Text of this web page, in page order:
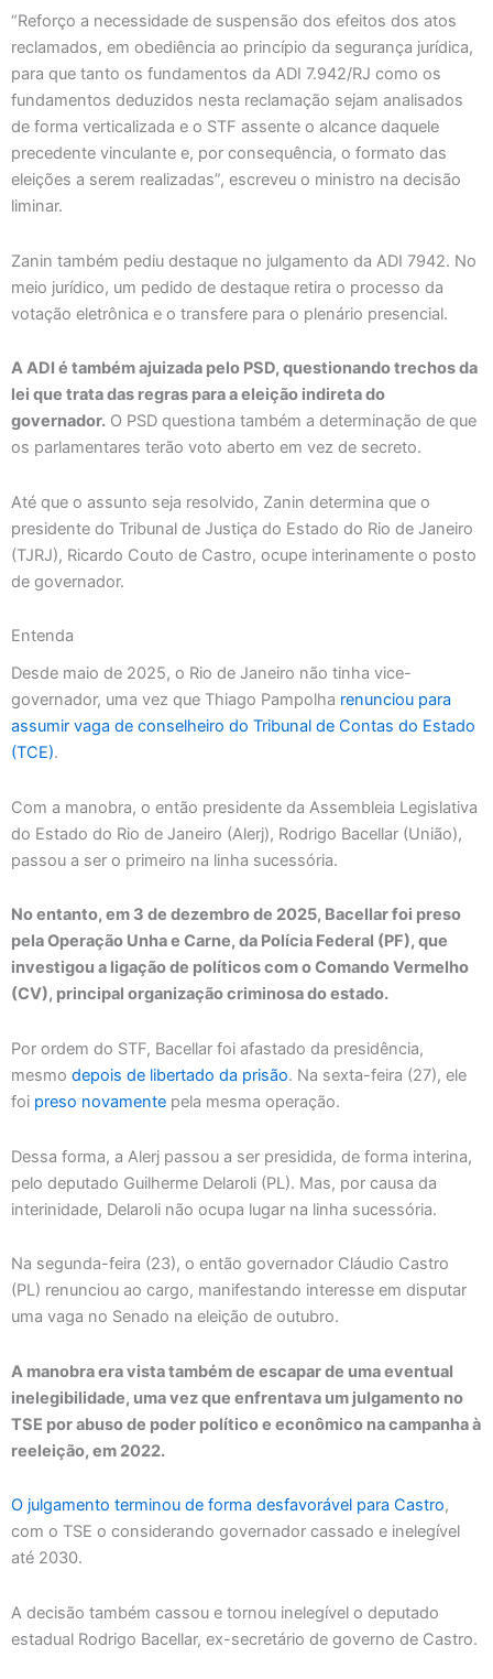
“Reforço a necessidade de suspensão dos efeitos dos atos
reclamados, em obediência ao princípio da segurança jurídica,
para que tanto os fundamentos da ADI 7.942/RJ como os
fundamentos deduzidos nesta reclamação sejam analisados
de forma verticalizada e o STF assente o alcance daquele
precedente vinculante e, por consequência, o formato das
eleições a serem realizadas”, escreveu o ministro na decisão
liminar.
Zanin também pediu destaque no julgamento da ADI 7942. No
meio jurídico, um pedido de destaque retira o processo da
votação eletrônica e o transfere para o plenário presencial.
A ADI é também ajuizada pelo PSD, questionando trechos da
lei que trata das regras para a eleição indireta do
governador. O PSD questiona também a determinação de que
os parlamentares terão voto aberto em vez de secreto.
Até que o assunto seja resolvido, Zanin determina que o
presidente do Tribunal de Justiça do Estado do Rio de Janeiro
(TJRJ), Ricardo Couto de Castro, ocupe interinamente o posto
de governador.
Entenda
Desde maio de 2025, o Rio de Janeiro não tinha vice-
governador, uma vez que Thiago Pampolha renunciou para
assumir vaga de conselheiro do Tribunal de Contas do Estado
(TCE).
Com a manobra, o então presidente da Assembleia Legislativa
do Estado do Rio de Janeiro (Alerj), Rodrigo Bacellar (União),
passou a ser o primeiro na linha sucessória.
No entanto, em 3 de dezembro de 2025, Bacellar foi preso
pela Operação Unha e Carne, da Polícia Federal (PF), que
investigou a ligação de políticos com o Comando Vermelho
(CV), principal organização criminosa do estado.
Por ordem do STF, Bacellar foi afastado da presidência,
mesmo depois de libertado da prisão. Na sexta-feira (27), ele
foi preso novamente pela mesma operação.
Dessa forma, a Alerj passou a ser presidida, de forma interina,
pelo deputado Guilherme Delaroli (PL). Mas, por causa da
interinidade, Delaroli não ocupa lugar na linha sucessória.
Na segunda-feira (23), o então governador Cláudio Castro
(PL) renunciou ao cargo, manifestando interesse em disputar
uma vaga no Senado na eleição de outubro.
A manobra era vista também de escapar de uma eventual
inelegibilidade, uma vez que enfrentava um julgamento no
TSE por abuso de poder político e econômico na campanha à
reeleição, em 2022.
O julgamento terminou de forma desfavorável para Castro,
com o TSE o considerando governador cassado e inelegível
até 2030.
A decisão também cassou e tornou inelegível o deputado
estadual Rodrigo Bacellar, ex-secretário de governo de Castro.